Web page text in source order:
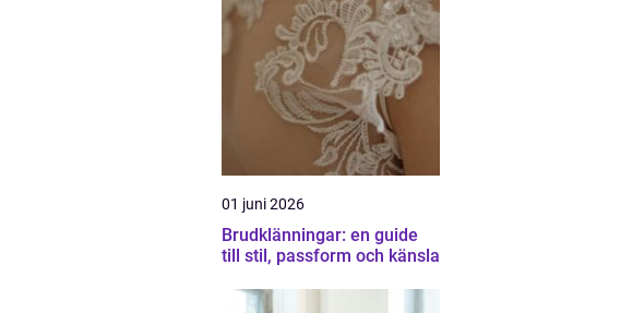
01 juni 2026
Brudklänningar: en guide
till stil, passform och känsla